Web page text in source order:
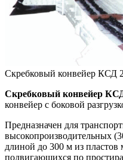
Скребковый конвейер КСД
Скребковый конвейер
конвейер с боковой
Предназначен для
высокопроизводительных
длиной до 300 м из
подвигающихся по